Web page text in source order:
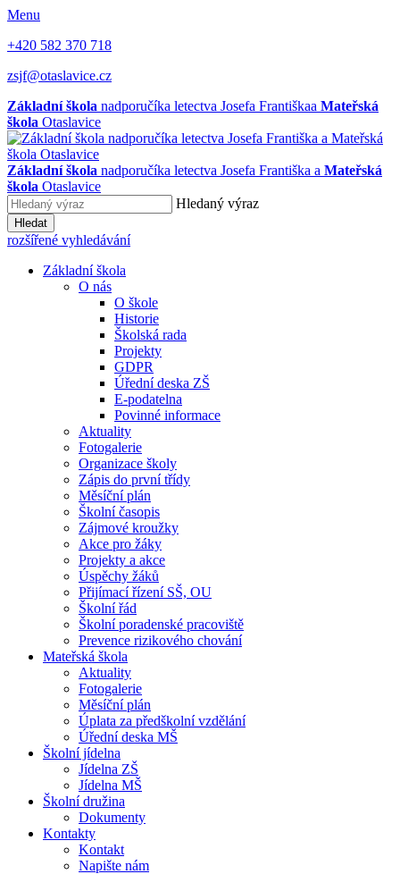
Menu
+420 582 370 718
zsjf@otaslavice.cz
Základní škola nadporučíka letectva Josefa Františkaa Mateřská
škola Otaslavice
Základní škola nadporučíka letectva Josefa Františka a Mateřská
škola Otaslavice
Hledaný výraz
Hledat
rozšířené vyhledávání
Základní škola
O nás
O škole
Historie
Školská rada
Projekty
GDPR
Úřední deska ZŠ
E-podatelna
Povinné informace
Aktuality
Fotogalerie
Organizace školy
Zápis do první třídy
Měsíční plán
Školní časopis
Zájmové kroužky
Akce pro žáky
Projekty a akce
Úspěchy žáků
Přijímací řízení SŠ, OU
Školní řád
Školní poradenské pracoviště
Prevence rizikového chování
Mateřská škola
Aktuality
Fotogalerie
Měsíční plán
Úplata za předškolní vzdělání
Úřední deska MŠ
Školní jídelna
Jídelna ZŠ
Jídelna MŠ
Školní družina
Dokumenty
Kontakty
Kontakt
Napište nám